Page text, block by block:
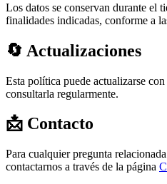
Los datos se conservan durante el
finalidades indicadas, conforme a
🔄 Actualizaciones
Esta política puede actualizarse
consultarla regularmente.
📩 Contacto
Para cualquier pregunta
contactarnos a través de la página